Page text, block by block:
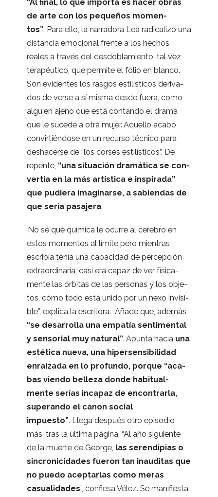
“Al final, lo que importa es hacer obras
de arte con los peque­ños momen­
tos”. Para ello, la narra­dora Lea radi­ca­lizó una
dis­tan­cia emo­cio­nal frente a los hechos
reales a tra­vés del des­do­bla­miento, tal vez
tera­péu­tico, que per­mite el folio en blanco.
Son evi­den­tes los ras­gos esti­lís­ti­cos deri­va­
dos de verse a sí misma desde fuera, como
alguien ajeno que está con­tando el drama
que le sucede a otra mujer. Aque­llo acabó
con­vir­tién­dose en un recurso téc­nico para
des­ha­cerse de “los cor­sés esti­lís­ti­cos”. De
repente, “una situa­ción dra­má­tica se con­
ver­tía en la más artís­tica e ins­pi­rada”
que pudiera ima­gi­narse, a sabien­das de
que sería pasa­jera.
“No sé qué quí­mica le ocu­rre al cere­bro en
estos momen­tos al límite pero mien­tras
escri­bía tenía una capa­ci­dad de per­cep­ción
extra­or­di­na­ria, casi era capaz de ver físi­ca­
mente las órbi­tas de las per­so­nas y los obje­
tos, cómo todo está unido por un nexo invi­si­
ble”, explica la escri­tora. Añade que, ade­más,
“se desa­rro­lla una empa­tía sen­ti­men­tal
y sen­so­rial muy natu­ral”. Apunta hacia una
esté­tica nueva, una hiper­sen­si­bi­li­dad
enrai­zada en lo pro­fundo, por­que “aca­
bas viendo belleza donde habi­tual­
mente serías inca­paz de encon­trarla,
superando el canon social
impuesto”. Llega des­pués otro epi­so­dio
más, tras la última página. “Al año siguiente
de la muerte de George, las seren­di­pias o
sin­cro­ni­ci­da­des fue­ron tan inau­di­tas que
no puedo acep­tar­las como meras
casua­li­da­des”, con­fiesa Vélez. Se mani­fiesta